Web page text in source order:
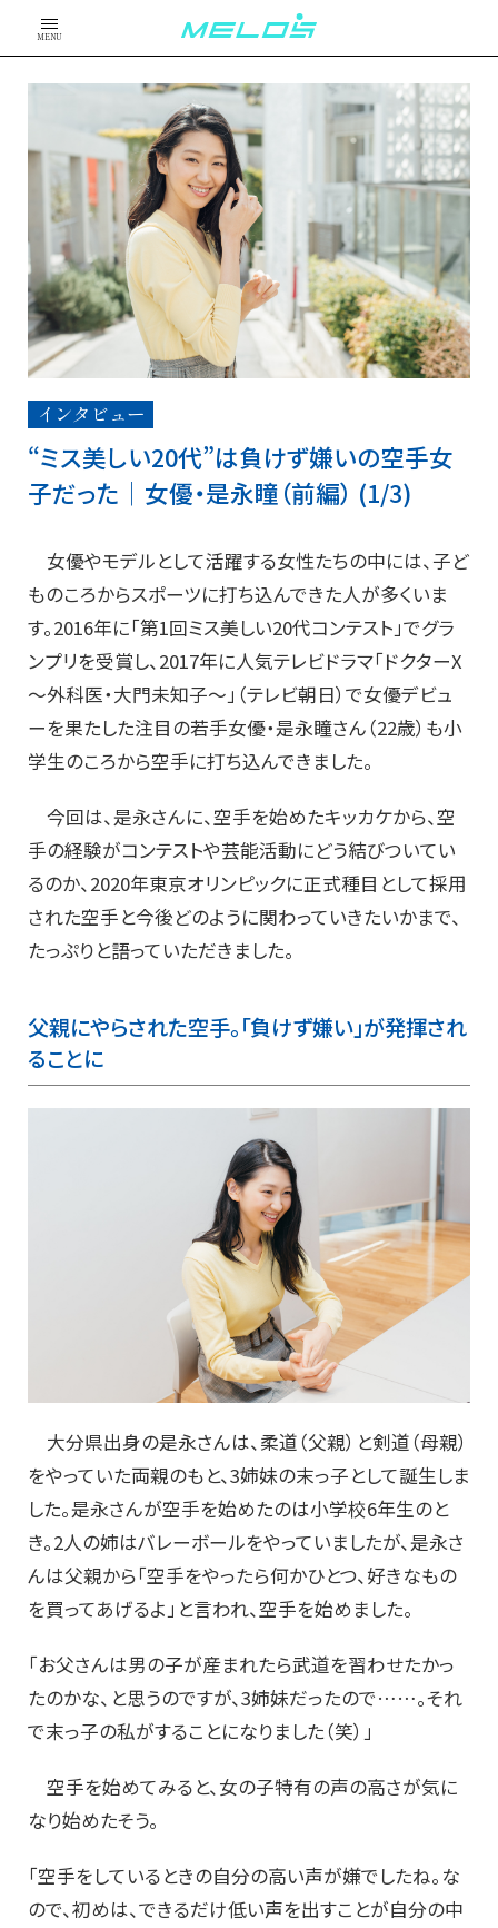
MENU
インタビュー
“ミス美しい20代”は負けず嫌いの空手女
子だった│女優・是永瞳（前編） (1/3)
女優やモデルとして活躍する女性たちの中には、子ど
ものころからスポーツに打ち込んできた人が多くいま
す。2016年に「第1回ミス美しい20代コンテスト」でグラ
ンプリを受賞し、2017年に人気テレビドラマ「ドクターX
～外科医・大門未知子～」（テレビ朝日）で女優デビュ
ーを果たした注目の若手女優・是永瞳さん（22歳）も小
学生のころから空手に打ち込んできました。
今回は、是永さんに、空手を始めたキッカケから、空
手の経験がコンテストや芸能活動にどう結びついてい
るのか、2020年東京オリンピックに正式種目として採用
された空手と今後どのように関わっていきたいかまで、
たっぷりと語っていただきました。
父親にやらされた空手。「負けず嫌い」が発揮され
ることに
大分県出身の是永さんは、柔道（父親）と剣道（母親）
をやっていた両親のもと、3姉妹の末っ子として誕生しま
した。是永さんが空手を始めたのは小学校6年生のと
き。2人の姉はバレーボールをやっていましたが、是永さ
んは父親から「空手をやったら何かひとつ、好きなもの
を買ってあげるよ」と言われ、空手を始めました。
「お父さんは男の子が産まれたら武道を習わせたかっ
たのかな、と思うのですが、3姉妹だったので……。それ
で末っ子の私がすることになりました（笑）」
空手を始めてみると、女の子特有の声の高さが気に
なり始めたそう。
「空手をしているときの自分の高い声が嫌でしたね。な
ので、初めは、できるだけ低い声を出すことが自分の中